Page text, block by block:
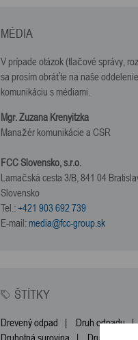
MÉDIA
V prípade otázok (tlačové správy,
sa prosím obráťte na naše
komunikáciu s médiami.
Mgr. Zuzana Krenyitzka
Manažér komunikácie a CSR
FCC Slovensko, s.r.o.
Lamačská cesta 3/B, 841 04
Slovensko
Tel.:+421 903 692 739
E-mail:media@fcc-group.sk
ŠTÍTKY
Drevený odpad | Druh odpadu |